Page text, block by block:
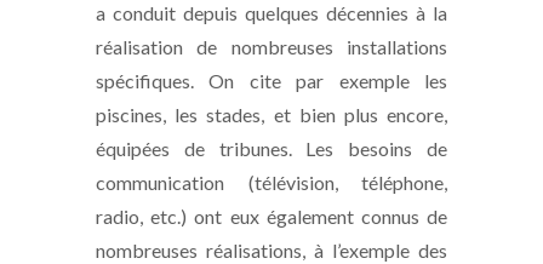
a conduit depuis quelques décennies à la
réalisation de nombreuses installations
spécifiques. On cite par exemple les
piscines, les stades, et bien plus encore,
équipées de tribunes. Les besoins de
communication (télévision, téléphone,
radio, etc.) ont eux également connus de
nombreuses réalisations, à l’exemple des